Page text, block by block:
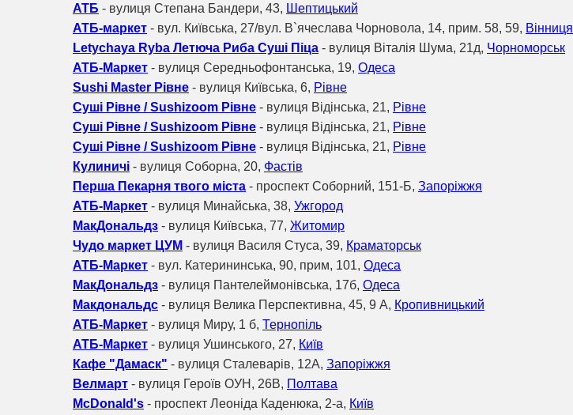
АТБ - вулиця Степана Бандери, 43, Шептицький
АТБ-маркет - вул. Київська, 27/вул. В`ячеслава Чорновола, 14, прим. 58, 59, Вінниця
Letychaya Ryba Летюча Риба Суші Піца - вулиця Віталія Шума, 21д, Чорноморськ
АТБ-Маркет - вулиця Середньофонтанська, 19, Одеса
Sushi Master Рівне - вулиця Київська, 6, Рівне
Суші Рівне / Sushizoom Рівне - вулиця Відінська, 21, Рівне
Суші Рівне / Sushizoom Рівне - вулиця Відінська, 21, Рівне
Суші Рівне / Sushizoom Рівне - вулиця Відінська, 21, Рівне
Кулиничі - вулиця Соборна, 20, Фастів
Перша Пекарня твого міста - проспект Соборний, 151-Б, Запоріжжя
АТБ-Маркет - вулиця Минайська, 38, Ужгород
МакДональдз - вулиця Київська, 77, Житомир
Чудо маркет ЦУМ - вулиця Василя Стуса, 39, Краматорськ
АТБ-Маркет - вул. Катерининська, 90, прим, 101, Одеса
МакДональдз - вулиця Пантелеймонівська, 17б, Одеса
Макдональдс - вулиця Велика Перспективна, 45, 9 А, Кропивницький
АТБ-Маркет - вулиця Миру, 1 б, Тернопіль
АТБ-Маркет - вулиця Ушинського, 27, Київ
Кафе "Дамаск" - вулиця Сталеварів, 12А, Запоріжжя
Велмарт - вулиця Героїв ОУН, 26В, Полтава
McDonald's - проспект Леоніда Каденюка, 2-а, Київ